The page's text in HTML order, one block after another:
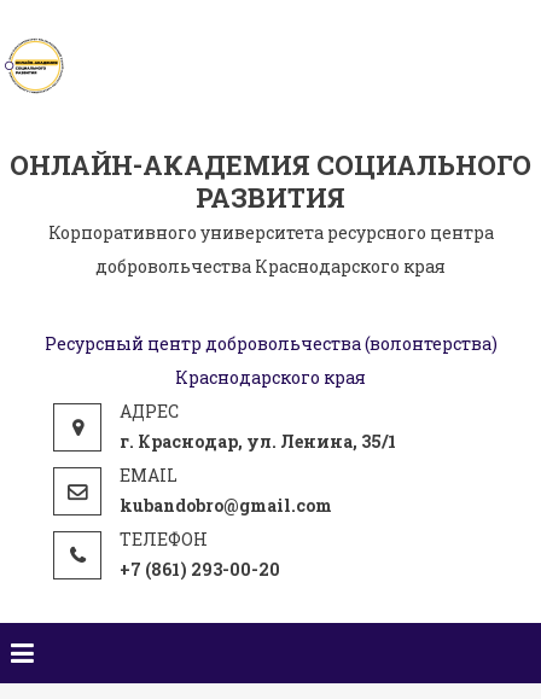
to
content
ОНЛАЙН-АКАДЕМИЯ СОЦИАЛЬНОГО
РАЗВИТИЯ
Корпоративного университета ресурсного центра
добровольчества Краснодарского края
Ресурсный центр добровольчества (волонтерства)
Краснодарского края
г. Краснодар, ул. Ленина, 35/1
kubandobro@gmail.com
+7 (861) 293-00-20